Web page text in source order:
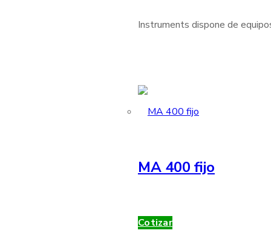
Instruments dispone de
MA 400 fijo
Cotizar